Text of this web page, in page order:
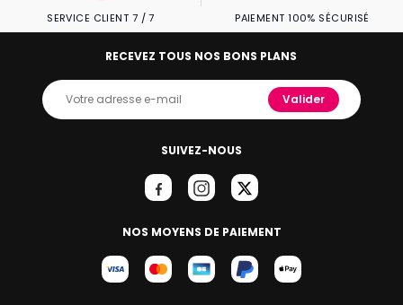
SERVICE CLIENT 7 / 7 PAIEMENT 100% SÉCURISÉ
SUIVEZ-NOUS
NOS MOYENS DE PAIEMENT
RECEVEZ TOUS NOS BONS PLANS
Valider